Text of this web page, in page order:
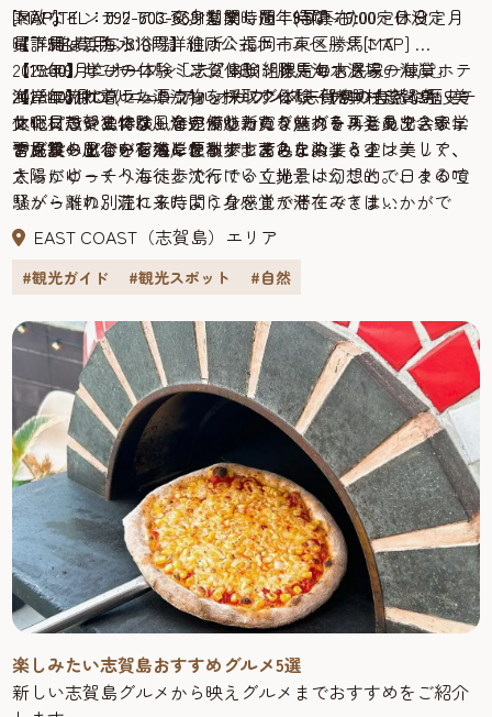
[MAP]TEL：092-603-6631期間：通年時間：9:00〜日没定
員：5名費用；310円詳細は公式ホームページにて
【15:30】学びの体験「志賀島ビジターセンター」
2023年5月にリニューアルオープン。志賀島の自然や歴史、
文化について体験しながら、新たな魅力を再発見できる学
習施設へとバージョンアップしました。
[MAP]TEL：092-603-6631営業時間：9:00〜17:00定休日：月
曜詳細はこちら
【17:00】ビーチコーミング体験「勝馬海水浴場の海岸」
海岸に流れ着いた漂流物を採取するビーチコーミング。美
しい貝殻や独特な風合いが魅力のシーグラスとの出会いに
ワクワクしながら海岸を散歩してみましょう♪
素敵なインテリアに変身しました！(写真右)
【下馬ヶ浜海水浴場】住所：福岡市東区勝馬[MAP]
【17:40】サンセットウォッチング体験「休暇村志賀島」
休暇村志賀島では、海辺でゆったり座れるリラックスチェ
アも貸し出しをしてくれます。茜色に染まる空は美しく、
太陽がゆっくり海へと沈んでいく光景は幻想的。日々の喧
騒から離れ、流れる時間に身をまかせてみてはいかがで
しょう。※季節によって日没時間は異なります
【休暇村志賀島】住所：福岡市東区大字勝馬1803‐1
[MAP]TEL：092-603-6631期間：通年時間：16:00〜日没定
【19:00】志賀島に泊まるなら！1日1組限定のNEWスポット
2023年9月にオープンした、1日1組限定の古民家一棟貸ホテ
ル「LAMROF(ラムロフ)」。カウンター付きの大きなキッチ
ンにプロジェクターを完備した寛ぎスペースもあり、家族
やグループでの宿泊に便利です。
古民家の風合いを残したハイセンスな内装とインテリア、
さらにビーチへも徒歩で行ける立地ということで、まるで
リゾートの別荘に来たような感覚で滞在できま
す。 【LAMROF(ラムロフ)】住所: 福岡市東区志賀島590-
2[MAP]TEL: 050-6874-4398詳細は予約ページ
あわせて楽しみたい志賀島おすすめイベント3選
おすすめです。
1.毎年10月開催「志賀島金印まつり」
毎年10月に開催しているお祭りで、謎解きをしながら島を
めぐるスタンプラリーや新鮮な海産物を購入できる特産
市、島を１周するマラソン、地引網体験などイベントも盛
りだくさん！当日はJR西戸崎駅から無料シャトルバスも運
行しています。
【志賀島金印まつり】詳細は公式X @fuk_higashiku
2.獲れたて鮮魚をゲット「志賀島の朝市」
博多湾で獲れた新鮮なエビ、カニ、ヒラメなどが並ぶ朝
市。購入には整理番号は必要となるのでお買い求めの際に
はご注意ください。
【志賀島の朝市】住所：福岡市東区大字志賀島 志賀島漁港
(市営渡船場横) [MAP]TEL：092-603-6509(福岡市漁業協同組
合志賀島支所 9:00～17:00 ※土・日・祝日を除く)営業：4
EAST COAST（志賀島）エリア
#観光ガイド #観光スポット #自然
楽しみたい志賀島おすすめグルメ5選
新しい志賀島グルメから映えグルメまでおすすめをご紹介